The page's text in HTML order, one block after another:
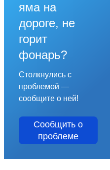
яма на
дороге, не
горит
фонарь?
Столкнулись с
проблемой —
сообщите о ней!
Сообщить о
проблеме